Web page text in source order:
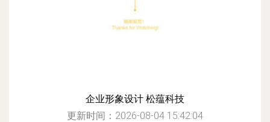
企业形象设计 松蕴科技
更新时间：2026-08-04 15:42:04